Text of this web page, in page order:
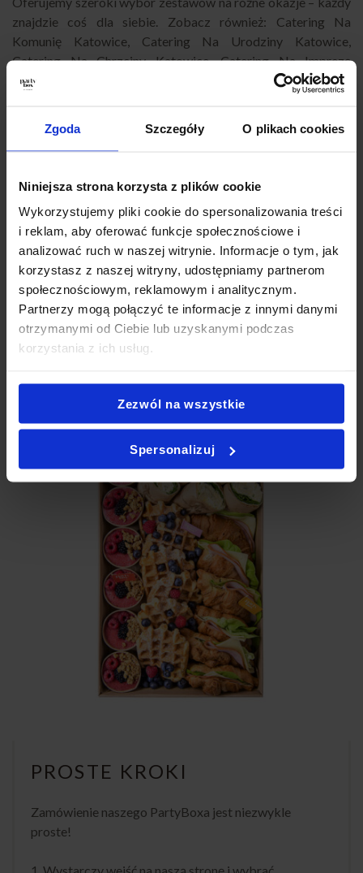
Zgoda Szczegóły O plikach cookies
Niniejsza strona korzysta z plików cookie
Wykorzystujemy pliki cookie do spersonalizowania treści
i reklam, aby oferować funkcje społecznościowe i
analizować ruch w naszej witrynie. Informacje o tym, jak
korzystasz z naszej witryny, udostępniamy partnerom
społecznościowym, reklamowym i analitycznym.
Partnerzy mogą połączyć te informacje z innymi danymi
otrzymanymi od Ciebie lub uzyskanymi podczas
korzystania z ich usług.
Zezwól na wszystkie
Spersonalizuj
znajdzie coś dla siebie. Zobacz również: Catering Na
Komunię Katowice, Catering Na Urodziny Katowice
Catering Na Chrzciny Katowice,Catering Na Imprezę
Katowice
Catering Dla Firm
Catering Na Imprezy Domowe Katowice
Catering Na Baby Shower Katowice
Catering Super Boxy
na Wielkanoc Katowice
Catering Sylwestrowy Katowice
Catering biznesowy Katowice,Catering konferencyjny
Katowice, Catering na szkolenie Katowice,Catering firmowy
z dowozem Katowice,Catering na przyjęcie Katowice
Catering imprezowy Katowice,Catering na imprezy
Katowice,Partybox Katowice,Catering Katowice impreza
Catering przekąski Katowice, Catering świąteczny Katowice
Jak zamówić PartyBox?
PROSTE KROKI
Zamówienie naszego PartyBoxa jest niezwykle
proste!
1. Wystarczy wejść na naszą stronę i wybrać